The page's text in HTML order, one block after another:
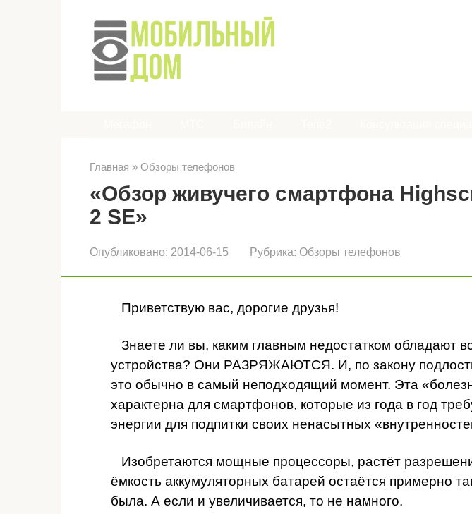
Главная » Обзоры телефонов
«Обзор живучего смартфона
2 SE»
Опубликовано: 2014-06-15 Рубрика: Обзоры телефонов
Приветствую вас, дорогие друзья!
Знаете ли вы, каким главным недостатком обладают
устройства? Они РАЗРЯЖАЮТСЯ. И, по закону
это обычно в самый неподходящий момент. Эта
характерна для смартфонов, которые из года в год
энергии для подпитки своих ненасытных
Изобретаются мощные процессоры, растёт
ёмкость аккумуляторных батарей остаётся примерно
была. А если и увеличивается, то не намного.